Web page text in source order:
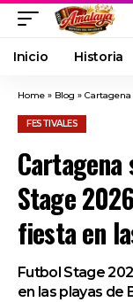
Inicio Historia
Home » Blog » Cartagena se
FESTIVALES
Cartagena
Stage
fiesta en
Futbol Stage
en las playas de